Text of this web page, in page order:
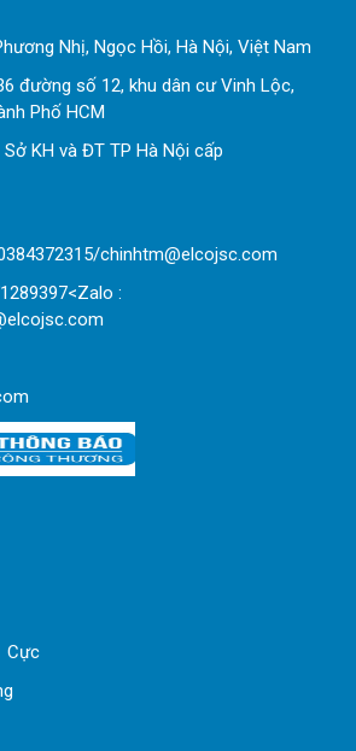
Nhị, Ngọc Hồi, Hà Nội, Việt Nam
đường số 12, khu dân cư Vinh Lộc,
Phố HCM
KH và ĐT TP Hà Nội cấp
chinhtm@elcojsc.com
:
Cực